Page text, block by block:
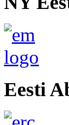
Eesti